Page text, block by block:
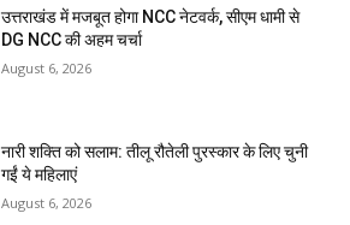
उत्तराखंड में मजबूत होगा NCC नेटवर्क, सीएम धामी से
DG NCC की अहम चर्चा
August 6, 2026
नारी शक्ति को सलाम: तीलू रौतेली पुरस्कार के लिए चुनी
गईं ये महिलाएं
August 6, 2026